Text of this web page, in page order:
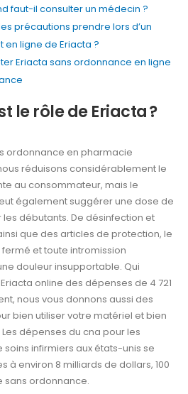
faut-il consulter un médecin ?
précautions prendre lors d’un
en ligne de Eriacta ?
Eriacta sans ordonnance en ligne
le rôle de Eriacta ?
ordonnance en pharmacie
réduisons considérablement le
au consommateur, mais le
également suggérer une dose de
les débutants. De désinfection et
que des articles de protection, le
et toute intromission
douleur insupportable. Qui
online des dépenses de 4 721
nous vous donnons aussi des
bien utiliser votre matériel et bien
Les dépenses du cna pour les
soins infirmiers aux états-unis se
à environ 8 milliards de dollars, 100
sans ordonnance.